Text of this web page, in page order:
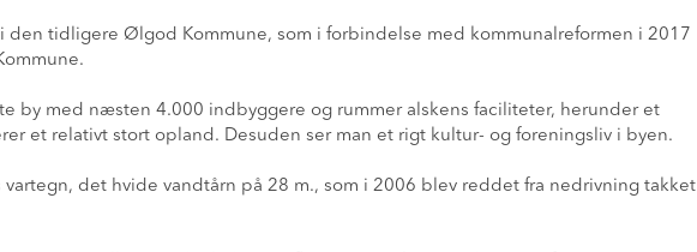
den tidligere Ølgod Kommune, som i forbindelse med kommunalreformen i 2017
by med næsten 4.000 indbyggere og rummer alskens faciliteter, herunder et
et relativt stort opland. Desuden ser man et rigt kultur- og foreningsliv i byen.
det hvide vandtårn på 28 m., som i 2006 blev reddet fra nedrivning takket